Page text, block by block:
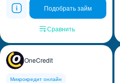
Подобрать займ
Сравнить
OneCredit
Микрокредит онлайн